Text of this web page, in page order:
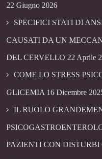
22 Giugno 2026
SPECIFICI STATI DI
CAUSATI DA UN
DEL CERVELLO 22 Aprile
COME LO STRESS
GLICEMIA 16 Dicembre
IL RUOLO
PAZIENTI CON